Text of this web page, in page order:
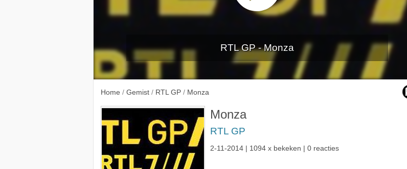
RTL GP - Monza
Home / Gemist / RTL GP / Monza
Monza
RTL GP
2-11-2014 | 1094 x bekeken | 0 reacties
Hockenheim Finales Assen